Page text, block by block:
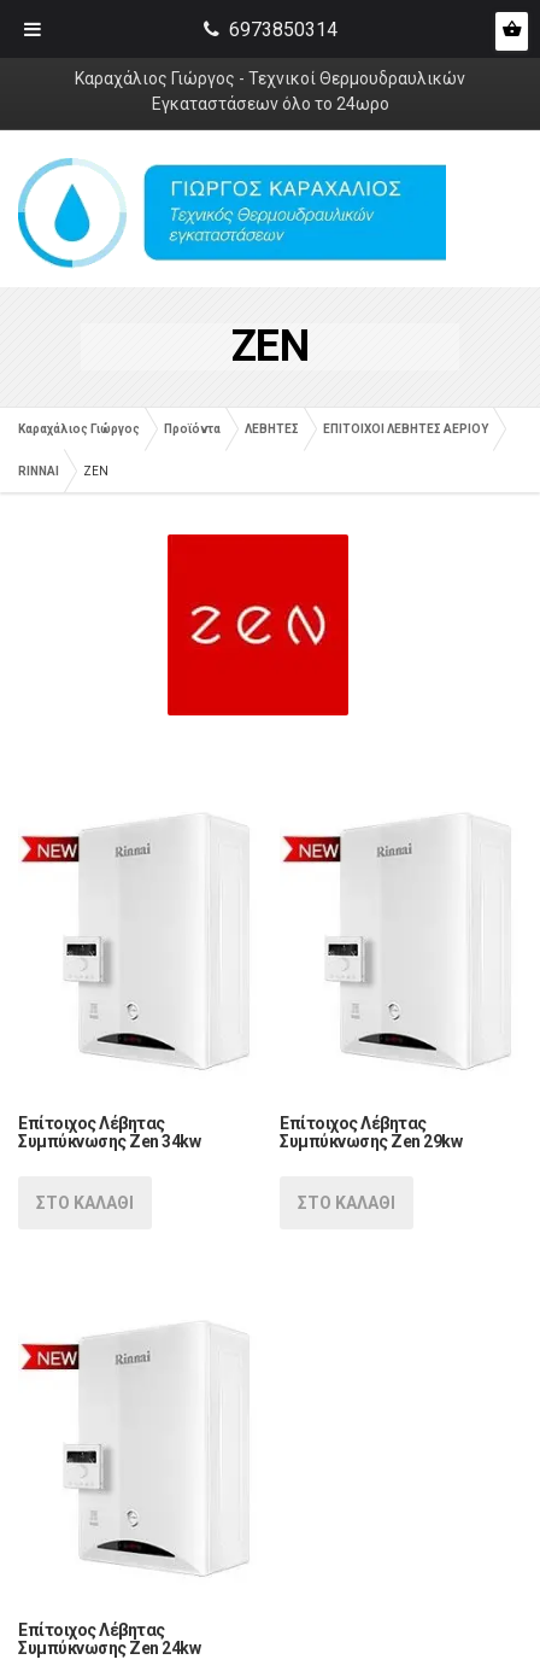
Καραχάλιος Γιώργος - Τεχνικοί Θερμουδραυλικών
Εγκαταστάσεων όλο το 24ωρο
ZEN
Καραχάλιος Γιώργος Προϊόντα ΛΕΒΗΤΕΣ ΕΠΙΤΟΙΧΟΙ ΛΕΒΗΤΕΣ ΑΕΡΙΟΥ
RINNAI ZEN
Επίτοιχος Λέβητας
Συμπύκνωσης Zen 34kw
ΣΤΟ ΚΑΛΑΘΙ
Επίτοιχος Λέβητας
Συμπύκνωσης Zen 29kw
ΣΤΟ ΚΑΛΑΘΙ
Επίτοιχος Λέβητας
Συμπύκνωσης Zen 24kw
6973850314